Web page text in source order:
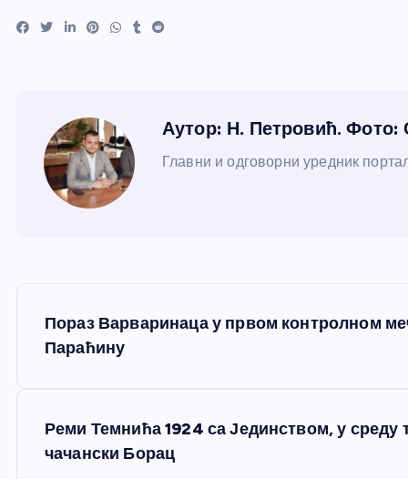
Аутор: Н. Петровић. Фото:
Главни и одговорни уредник
Пораз Варваринаца у првом контролном
Параћину
Реми Темнића 1924 са Јединством, у среду
чачански Борац